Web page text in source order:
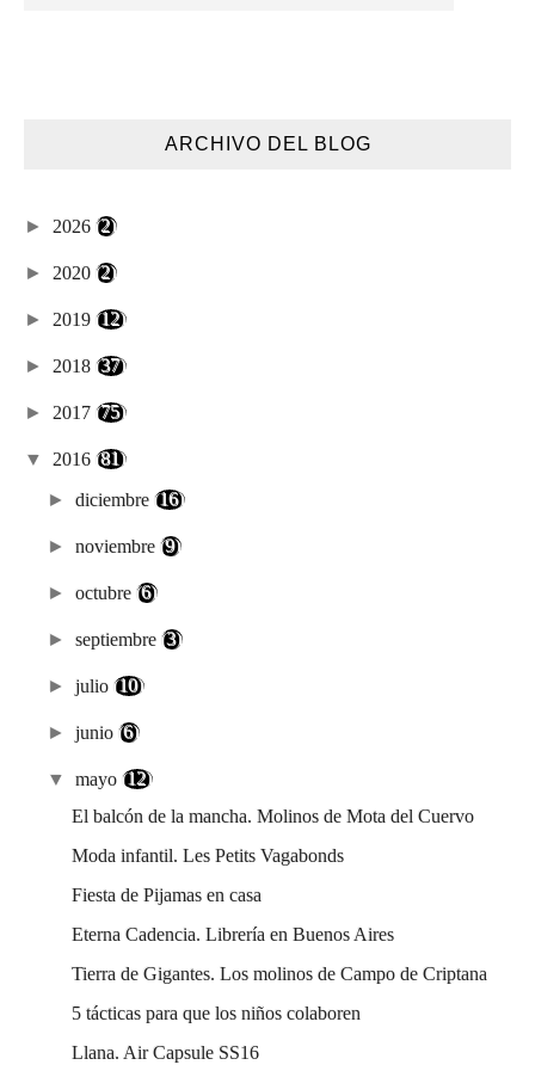
ARCHIVO DEL BLOG
► 2026 (2)
► 2020 (2)
► 2019 (12)
► 2018 (37)
► 2017 (75)
▼ 2016 (81)
►diciembre (16)
►noviembre(9)
►octubre(6)
►septiembre(3)
►julio (10)
►junio(6)
▼mayo (12)
El balcón de la mancha. Molinos de Mota del Cuervo
Moda infantil. Les Petits Vagabonds
Fiesta de Pijamas en casa
Eterna Cadencia. Librería en Buenos Aires
Tierra de Gigantes. Los molinos de Campo de Criptana
5 tácticas para que los niños colaboren
Llana. Air Capsule SS16